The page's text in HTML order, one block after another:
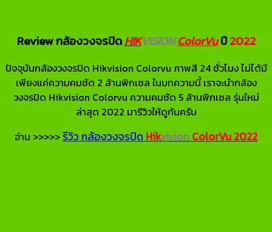
Review กล้องวงจรปิดHIKVISIONColorVuปี2022
ปัจจุบันกล้องวงจรปิด Hikvision Colorvu ภาพสี 24 ชั่วโมง ไม่ได้มี
เพียงแค่ความคมชัด 2 ล้านพิกเซล ในบทความนี้ เราจะนำกล้อง
วงจรปิด Hikvision Colorvu ความคมชัด 5 ล้านพิกเซล รุ่นใหม่
ล่าสุด 2022 มารีวิวให้ดูกันครับ
อ่าน >>>>>รีวิว กล้องวงจรปิด HikvisionColorVu2022